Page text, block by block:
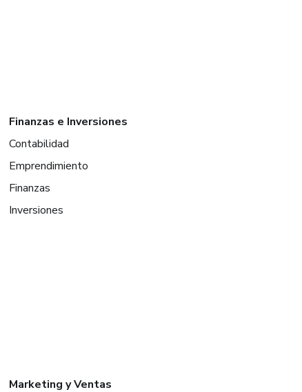
Finanzas e Inversiones
Contabilidad
Emprendimiento
Finanzas
Inversiones
Marketing y Ventas